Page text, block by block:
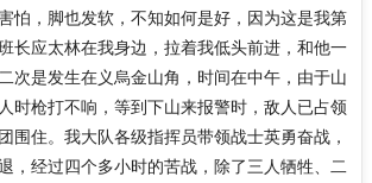
怕，脚也发软，不知如何是好，因为这是我第
长应太林在我身边，拉着我低头前进，和他一
次是发生在义烏金山角，时间在中午，由于山
时枪打不响，等到下山来报警时，敌人已占领
围住。我大队各级指挥员带领战士英勇奋战，
，经过四个多小时的苦战，除了三人牺牲、二